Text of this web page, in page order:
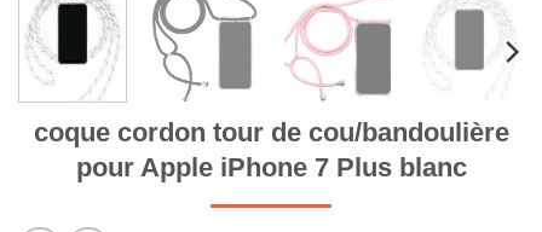
coque cordon tour de cou/bandoulière
pour Apple iPhone 7 Plus blanc